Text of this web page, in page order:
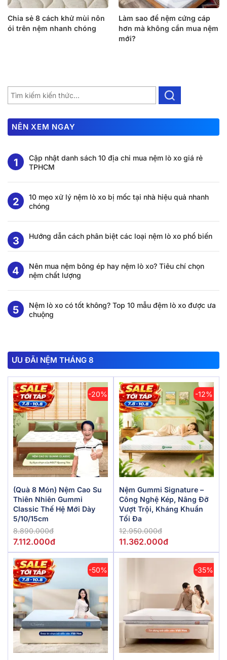
Chia sẻ 8 cách khử mùi nôn
ói trên nệm nhanh chóng
Làm sao để nệm cứng cáp
hơn mà không cần mua nệm
mới?
NÊN XEM NGAY
Cập nhật danh sách 10 địa chỉ mua nệm lò xo giá rẻ
TPHCM
10 mẹo xử lý nệm lò xo bị mốc tại nhà hiệu quả nhanh
chóng
Hướng dẫn cách phân biệt các loại nệm lò xo phổ biến
Nên mua nệm bông ép hay nệm lò xo? Tiêu chí chọn
nệm chất lượng
Nệm lò xo có tốt không? Top 10 mẫu đệm lò xo được ưa
chuộng
ƯU ĐÃI NỆM THÁNG 8
-20%
(Quà 8 Món) Nệm Cao Su
Thiên Nhiên Gummi
Classic Thế Hệ Mới Dày
5/10/15cm
8.890.000đ
7.112.000đ
-12%
Nệm Gummi Signature –
Công Nghệ Kép, Nâng Đỡ
Vượt Trội, Kháng Khuẩn
Tối Đa
12.950.000đ
11.362.000đ
-50% -35%